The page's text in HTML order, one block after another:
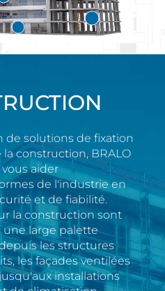
de solutions de fixation
construction, BRALO
aider
de l'industrie en
et de fiabilité.
la construction sont
une large palette
les structures
les façades ventilées
installations